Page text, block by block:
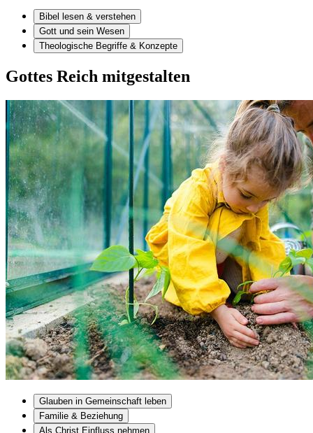
Bibel lesen & verstehen
Gott und sein Wesen
Theologische Begriffe & Konzepte
Gottes Reich mitgestalten
Glauben in Gemeinschaft leben
Familie & Beziehung
Als Christ Einfluss nehmen